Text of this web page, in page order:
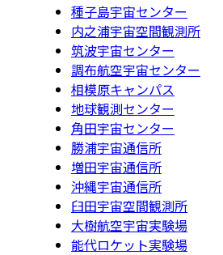
種子島宇宙センター
内之浦宇宙空間観測所
筑波宇宙センター
調布航空宇宙センター
相模原キャンパス
地球観測センター
角田宇宙センター
勝浦宇宙通信所
増田宇宙通信所
沖縄宇宙通信所
臼田宇宙空間観測所
大樹航空宇宙実験場
能代ロケット実験場